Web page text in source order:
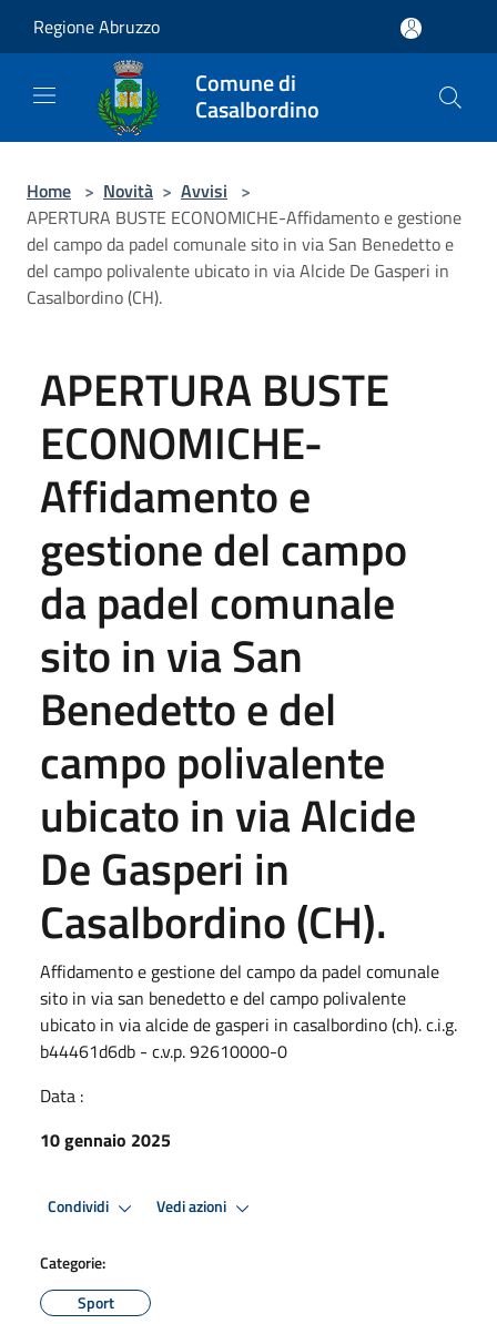
Regione Abruzzo
Comune di
Casalbordino
Home > Novità > Avvisi >
APERTURA BUSTE ECONOMICHE-Affidamento e gestione
del campo da padel comunale sito in via San Benedetto e
del campo polivalente ubicato in via Alcide De Gasperi in
Casalbordino (CH).
APERTURA BUSTE
ECONOMICHE-
Affidamento e
gestione del campo
da padel comunale
sito in via San
Benedetto e del
campo polivalente
ubicato in via Alcide
De Gasperi in
Casalbordino (CH).
Affidamento e gestione del campo da padel comunale
sito in via san benedetto e del campo polivalente
ubicato in via alcide de gasperi in casalbordino (ch). c.i.g.
b44461d6db - c.v.p. 92610000-0
Data :
10 gennaio 2025
Condividi Vedi azioni
Categorie:
Sport